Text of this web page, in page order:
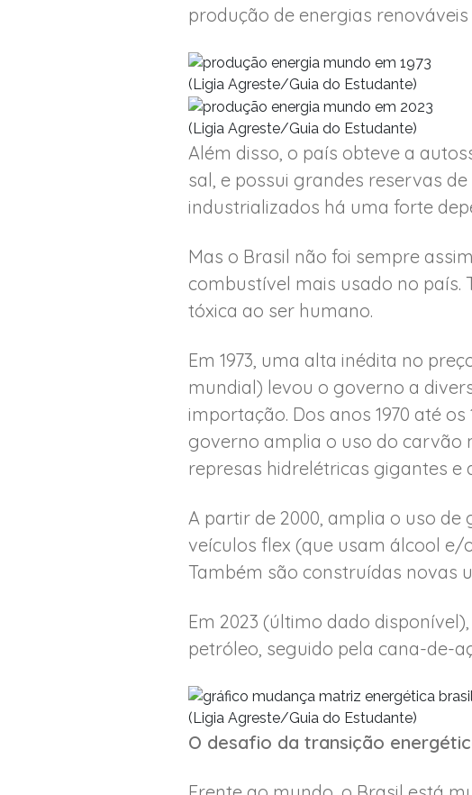
produção de energias renováveis
(Ligia Agreste/Guia do Estudante)
(Ligia Agreste/Guia do Estudante)
Além disso, o país obteve a
sal, e possui grandes reservas
industrializados há uma forte
Mas o Brasil não foi sempre
combustível mais usado no
tóxica ao ser humano.
Em 1973, uma alta inédita no
mundial) levou o governo a
importação. Dos anos 1970 até
governo amplia o uso do carvão
represas hidrelétricas gigantes e
A partir de 2000, amplia o uso
veículos flex (que usam álcool e/
Também são construídas novas
Em 2023 (último dado
petróleo, seguido pela cana-de-
(Ligia Agreste/Guia do Estudante)
O desafio da transição